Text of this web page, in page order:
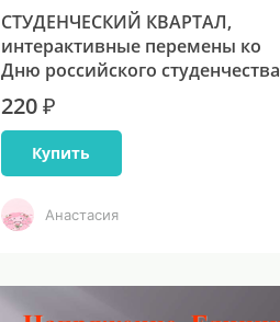
СТУДЕНЧЕСКИЙ КВАРТАЛ,
интерактивные перемены ко
Дню российского студенчества
220 ₽
Купить
Анастасия